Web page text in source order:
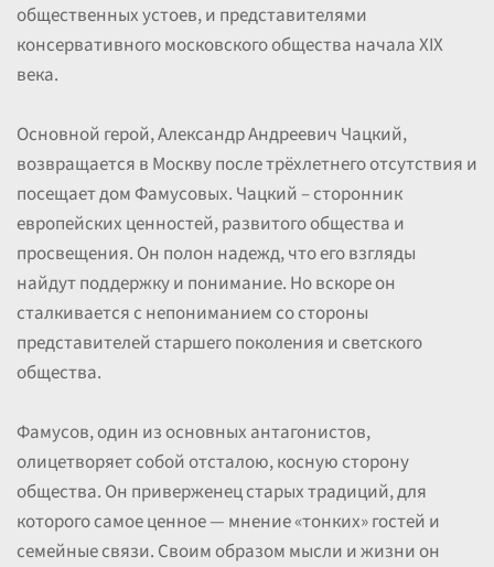
общественных устоев, и представителями
консервативного московского общества начала XIX
века.
Основной герой, Александр Андреевич Чацкий,
возвращается в Москву после трёхлетнего отсутствия и
посещает дом Фамусовых. Чацкий – сторонник
европейских ценностей, развитого общества и
просвещения. Он полон надежд, что его взгляды
найдут поддержку и понимание. Но вскоре он
сталкивается с непониманием со стороны
представителей старшего поколения и светского
общества.
Фамусов, один из основных антагонистов,
олицетворяет собой отсталою, косную сторону
общества. Он приверженец старых традиций, для
которого самое ценное — мнение «тонких» гостей и
семейные связи. Своим образом мысли и жизни он